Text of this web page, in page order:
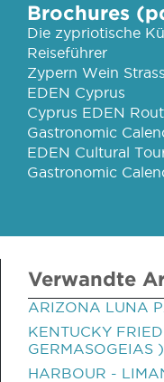
Brochures
Die zypriotische
Reiseführer
Zypern Wein
EDEN Cyprus
Cyprus EDEN
Gastronomic
EDEN Cultural
Gastronomic
Verwandte
ARIZONA LUNA
KENTUCKY
GERMASOGEIAS )
HARBOUR -